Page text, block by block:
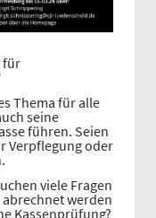
für
Thema für alle
seine
führen. Seien
Verpflegung oder
viele Fragen
werden
Kassenprüfung?